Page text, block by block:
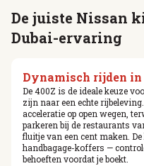
De juiste Nissan
Dubai-ervaring
Dynamisch rijden
De 400Z is de ideale keuze
zijn naar een echte
acceleratie op open wegen,
parkeren bij de restaurants
fluitje van een cent maken.
handbagage-koffers —
behoeften voordat je boekt.